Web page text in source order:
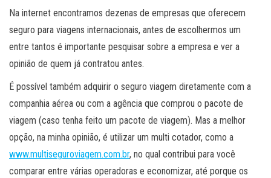
Na internet encontramos dezenas de empresas que oferecem
seguro para viagens internacionais, antes de escolhermos um
entre tantos é importante pesquisar sobre a empresa e ver a
opinião de quem já contratou antes.
É possível também adquirir o seguro viagem diretamente com a
companhia aérea ou com a agência que comprou o pacote de
viagem (caso tenha feito um pacote de viagem). Mas a melhor
opção, na minha opinião, é utilizar um multi cotador, como a
www.multiseguroviagem.com.br, no qual contribui para você
comparar entre várias operadoras e economizar, até porque os